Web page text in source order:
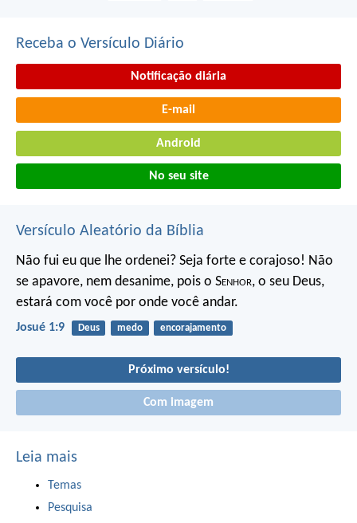
Receba o Versículo Diário
Notificação diária
E-mail
Android
No seu site
Versículo Aleatório da Bíblia
Não fui eu que lhe ordenei? Seja forte e corajoso! Não
se apavore, nem desanime, pois o Senhor, o seu Deus,
estará com você por onde você andar.
Josué 1:9 Deus medo encorajamento
Próximo versículo!
Com imagem
Leia mais
Temas
Pesquisa